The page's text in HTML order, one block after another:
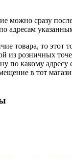
можно сразу
адресам
товара, то этот
из розничных
по какому адресу
в тот